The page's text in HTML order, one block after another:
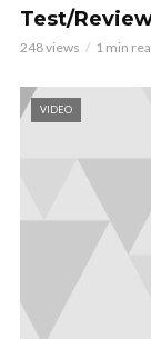
Test/
248 views 1 min
VIDEO